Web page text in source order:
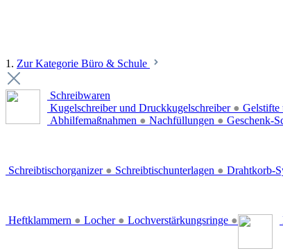
1. Zur Kategorie Büro & Schule
Schreibwaren
Kugelschreiber und Druckkugelschreiber ● Gelstifte
Abhilfemaßnahmen ● Nachfüllungen ● Geschenk-
Schreibtischorganizer ● Schreibtischunterlagen ● Drahtkorb-
Heftklammern ● Locher ● Lochverstärkungsringe ●